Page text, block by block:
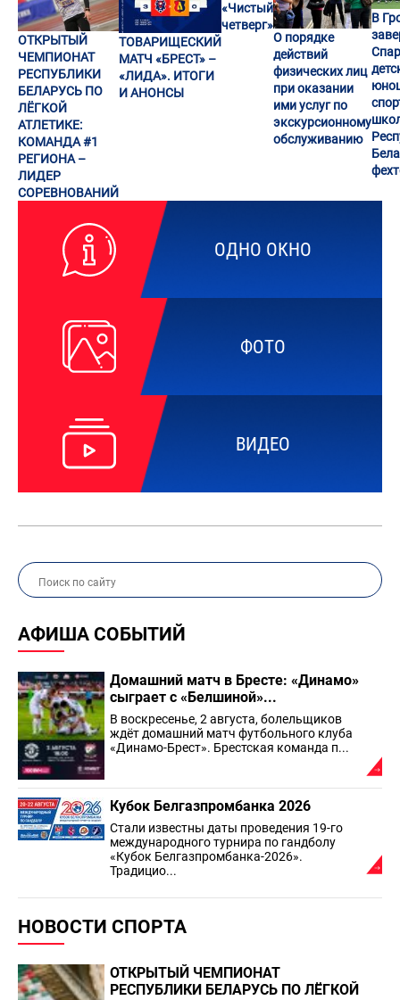
ОДНО ОКНО
ФОТО
ВИДЕО
АФИША СОБЫТИЙ
Домашний матч в Бресте: «Динамо»
сыграет с «Белшиной»...
В воскресенье, 2 августа, болельщиков
ждёт домашний матч футбольного клуба
«Динамо-Брест». Брестская команда п...
Кубок Белгазпромбанка 2026
Стали известны даты проведения 19-го
международного турнира по гандболу
«Кубок Белгазпромбанка-2026».
Традицио...
НОВОСТИ СПОРТА
ОТКРЫТЫЙ ЧЕМПИОНАТ
РЕСПУБЛИКИ БЕЛАРУСЬ ПО ЛЁГКОЙ
ОТКРЫТЫЙ
ЧЕМПИОНАТ
РЕСПУБЛИКИ
БЕЛАРУСЬ ПО
ЛЁГКОЙ
АТЛЕТИКЕ:
КОМАНДА #1
РЕГИОНА –
ЛИДЕР
СОРЕВНОВАНИЙ
ТОВАРИЩЕСКИЙ
МАТЧ «БРЕСТ» –
«ЛИДА». ИТОГИ
И АНОНСЫ
«Чистый
четверг»
О порядке
действий
физических лиц
при оказании
ими услуг по
экскурсионному
обслуживанию
В